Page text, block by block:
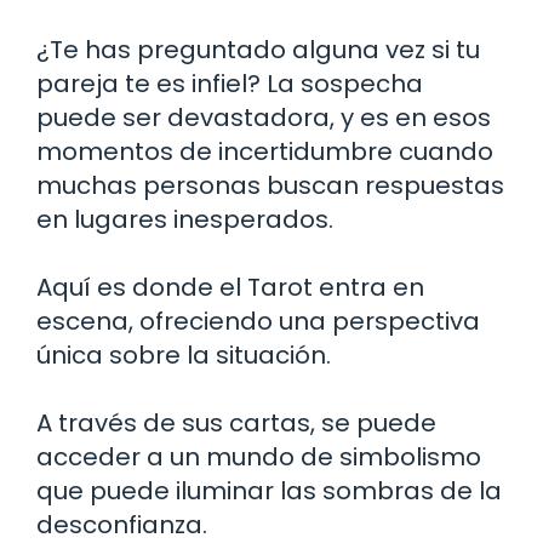
¿Te has preguntado alguna vez si tu
pareja te es infiel? La sospecha
puede ser devastadora, y es en esos
momentos de incertidumbre cuando
muchas personas buscan respuestas
en lugares inesperados.
Aquí es donde el Tarot entra en
escena, ofreciendo una perspectiva
única sobre la situación.
A través de sus cartas, se puede
acceder a un mundo de simbolismo
que puede iluminar las sombras de la
desconfianza.